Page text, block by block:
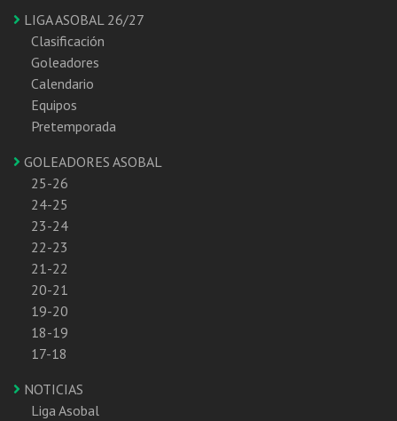
LIGA ASOBAL 26/27
Clasificación
Goleadores
Calendario
Equipos
Pretemporada
GOLEADORES ASOBAL
25-26
24-25
23-24
22-23
21-22
20-21
19-20
18-19
17-18
NOTICIAS
Liga Asobal